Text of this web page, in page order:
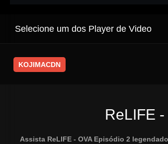
Selecione um dos Player de Video
KOJIMACDN
ReLIFE
Assista ReLIFE - OVA Episódio 2